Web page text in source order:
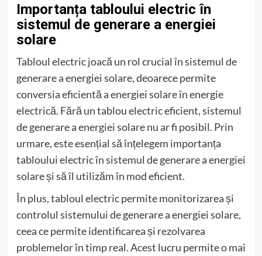
Importanța tabloului electric în
sistemul de generare a energiei
solare
Tabloul electric joacă un rol crucial în sistemul de
generare a energiei solare, deoarece permite
conversia eficientă a energiei solare în energie
electrică. Fără un tablou electric eficient, sistemul
de generare a energiei solare nu ar fi posibil. Prin
urmare, este esențial să înțelegem importanța
tabloului electric în sistemul de generare a energiei
solare și să îl utilizăm în mod eficient.
În plus, tabloul electric permite monitorizarea și
controlul sistemului de generare a energiei solare,
ceea ce permite identificarea și rezolvarea
problemelor în timp real. Acest lucru permite o mai